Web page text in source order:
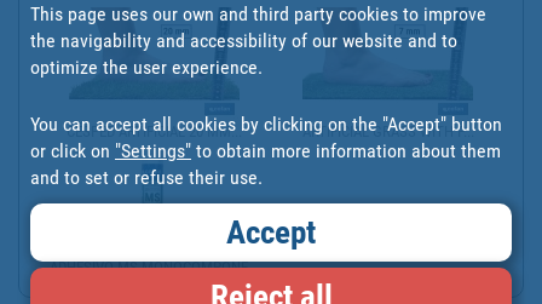
CÉSPED ARTIFICIAL 20 MM... ARTIFICIAL GRASS WITH P...
ADHESIVO MS MONOCOMPONE...
This page uses our own and third party cookies to improve
the navigability and accessibility of our website and to
optimize the user experience.
You can accept all cookies by clicking on the "Accept" button
or click on "Settings" to obtain more information about them
and to set or refuse their use.
Accept
Reject all